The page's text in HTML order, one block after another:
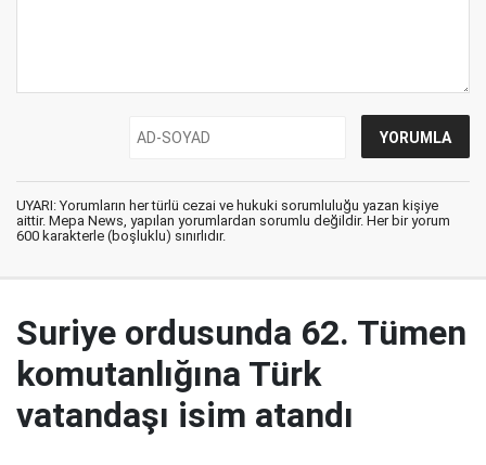
UYARI: Yorumların her türlü cezai ve hukuki sorumluluğu yazan kişiye
aittir. Mepa News, yapılan yorumlardan sorumlu değildir. Her bir yorum
600 karakterle (boşluklu) sınırlıdır.
Suriye ordusunda 62. Tümen
komutanlığına Türk
vatandaşı isim atandı